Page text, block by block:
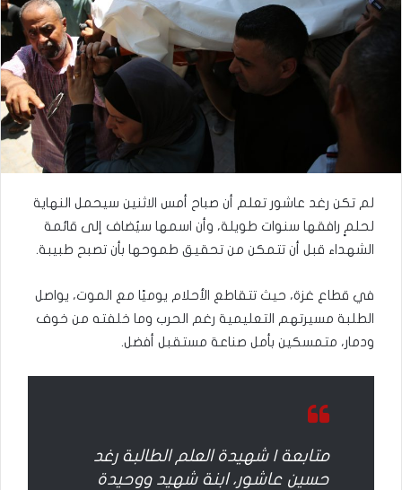
لم تكن رغد عاشور تعلم أن صباح أمس الاثنين سيحمل النهاية
لحلمٍ رافقها سنوات طويلة، وأن اسمها سيُضاف إلى قائمة
الشهداء قبل أن تتمكن من تحقيق طموحها بأن تصبح طبيبة.
في قطاع غزة، حيث تتقاطع الأحلام يوميًا مع الموت، يواصل
الطلبة مسيرتهم التعليمية رغم الحرب وما خلفته من خوف
ودمار، متمسكين بأمل صناعة مستقبل أفضل.
متابعة | شهيدة العلم الطالبة رغد
حسين عاشور، ابنة شهيد ووحيدة